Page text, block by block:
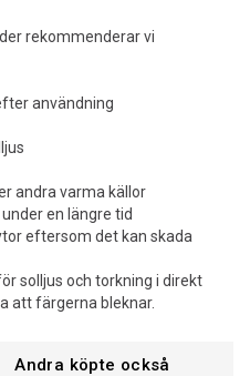
rekommenderar vi
användning
andra varma källor
en längre tid
eftersom det kan skada
solljus och torkning i direkt
att färgerna bleknar.
Andra köpte också